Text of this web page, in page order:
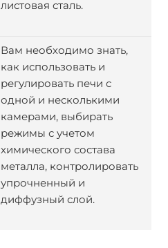
листовая сталь.
Вам необходимо знать,
как использовать и
регулировать печи с
одной и несколькими
камерами, выбирать
режимы с учетом
химического состава
металла, контролировать
упрочненный и
диффузный слой.